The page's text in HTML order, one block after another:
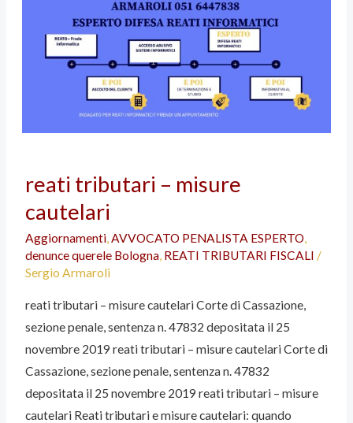
reati tributari – misure
cautelari
Aggiornamenti,AVVOCATO PENALISTA ESPERTO,
denunce querele Bologna, REATI TRIBUTARI FISCALI /
Sergio Armaroli
reati tributari – misure cautelari Corte di Cassazione,
sezione penale, sentenza n. 47832 depositata il 25
novembre 2019 reati tributari – misure cautelari Corte di
Cassazione, sezione penale, sentenza n. 47832
depositata il 25 novembre 2019 reati tributari – misure
cautelari Reati tributari e misure cautelari: quando
tributari
–
cautelari